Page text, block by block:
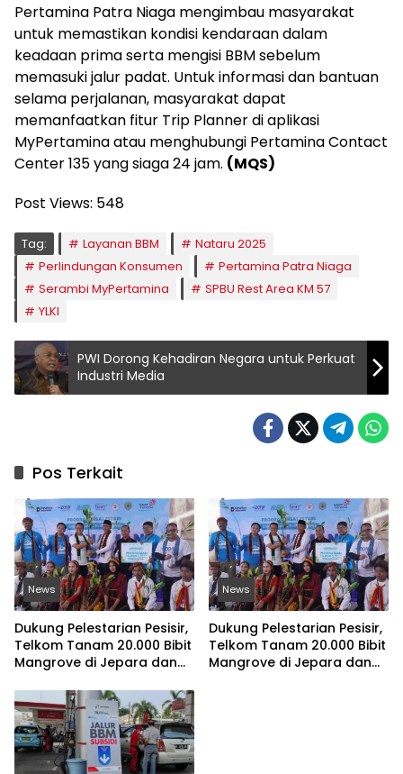
Pertamina Patra Niaga mengimbau masyarakat
untuk memastikan kondisi kendaraan dalam
keadaan prima serta mengisi BBM sebelum
memasuki jalur padat. Untuk informasi dan bantuan
selama perjalanan, masyarakat dapat
memanfaatkan fitur Trip Planner di aplikasi
MyPertamina atau menghubungi Pertamina Contact
Center 135 yang siaga 24 jam. (MQS)
Post Views: 548
Tag: Layanan BBM
Nataru 2025
Perlindungan Konsumen
Pertamina Patra Niaga
Serambi MyPertamina
SPBU Rest Area KM 57
YLKI
PWI Dorong Kehadiran Negara untuk Perkuat
Industri Media
Pos Terkait
News
Dukung Pelestarian Pesisir,
Telkom Tanam 20.000 Bibit
Mangrove di Jepara dan
News
Dukung Pelestarian Pesisir,
Telkom Tanam 20.000 Bibit
Mangrove di Jepara dan